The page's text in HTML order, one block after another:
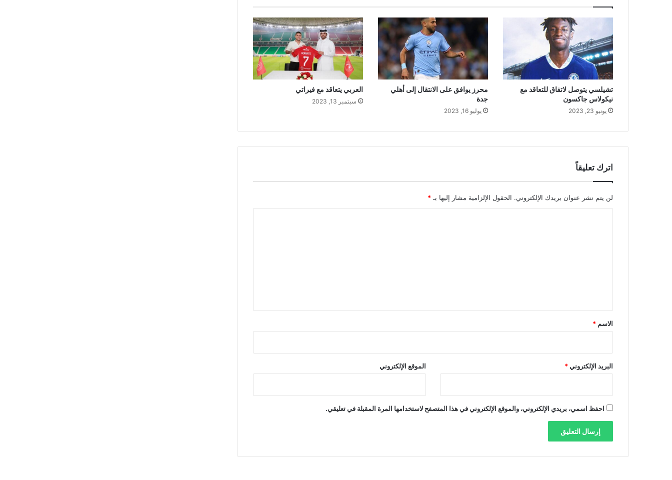
تشيلسي يتوصل لاتفاق للتعاقد مع
نيكولاس جاكسون
يونيو 23, 2023
محرز يوافق على الانتقال إلى أهلي
جدة
يوليو 16, 2023
العربي يتعاقد مع فيراتي
سبتمبر 13, 2023
اترك تعليقاً
لن يتم نشر عنوان بريدك الإلكتروني. الحقول الإلزامية مشار إليها بـ *
*
الاسم *
البريد الإلكتروني* الموقع الإلكتروني
احفظ اسمي، بريدي الإلكتروني، والموقع الإلكتروني في هذا المتصفح لاستخدامها المرة المقبلة في تعليقي.